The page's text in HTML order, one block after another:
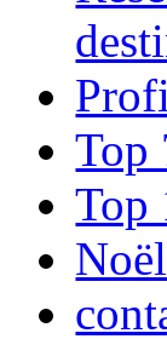
Top
Top